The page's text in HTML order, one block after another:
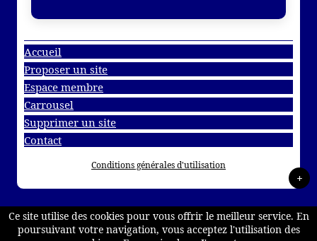
Accueil
Proposer un site
Espace membre
Carrousel
Supprimer un site
Contact
Conditions générales d'utilisation
+
Ce site utilise des cookies pour vous offrir le meilleur service. En
poursuivant votre navigation, vous acceptez l'utilisation des